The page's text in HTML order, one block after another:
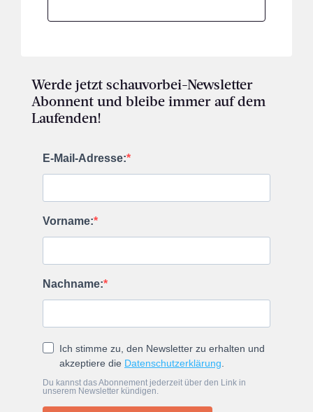
Werde jetzt schauvorbei-Newsletter
Abonnent und bleibe immer auf dem
Laufenden!
E-Mail-Adresse:
Vorname:
Nachname:
Ich stimme zu, den Newsletter zu erhalten und
akzeptiere die Datenschutzerklärung.
Du kannst das Abonnement jederzeit über den Link in
unserem Newsletter kündigen.